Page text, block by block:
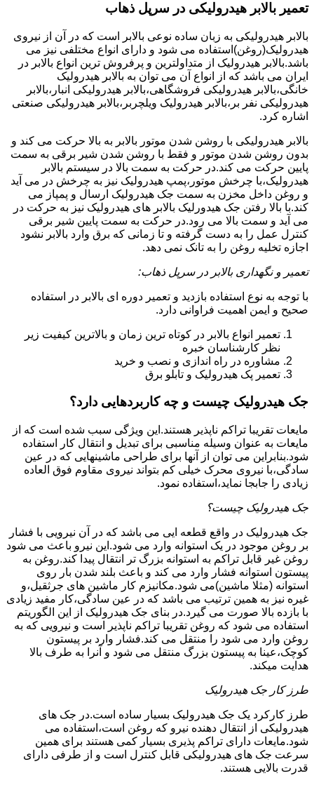
تعمیر بالابر هیدرولیکی در سرپل ذهاب
بالابر هیدرولیکی به زبان ساده نوعی بالابر است که در آن از نیروی
هیدرولیک(روغن)استفاده می شود و دارای انواع مختلفی نیز می
باشد.بالابر هیدرولیک از متداولترین و پرفروش ترین انواع بالابر در
ایران می باشد که از انواع آن می توان به بالابر هیدرولیک
خانگی،بالابر هیدرولیکی فروشگاهی،بالابر هیدرولیکی انبار،بالابر
هیدرولیکی نفر بر،بالابر هیدرولیک ویلچربر،بالابر هیدرولیکی صنعتی
اشاره کرد.
بالابر هیدرولیکی با روشن شدن موتور بالابر به بالا حرکت می کند و
بدون روشن شدن موتور و فقط با روشن شدن شیر برقی به سمت
پایین حرکت می کند.در حرکت به سمت بالا در سیستم بالابر
هیدرولیک،با چرخش موتور،پمپ هیدرولیک نیز به چرخش در می آید
و روغن داخل مخزن به سمت جک هیدرولیک ارسال و پمپاز می
کند.با بالا رفتن جک هیدورلیک بالابر های هیدرولیک نیز به حرکت در
می آید و سمت بالا می رود.در حرکت به سمت پایین شیر برقی
کنترل عمل را به دست گرفته و تا زمانی که برق وارد بالابر نشود
اجازه تخلیه روغن را به تانک نمی دهد.
تعمیر و نگهداری بالابر در سرپل ذهاب:
با توجه به نوع استفاده بازدید و تعمیر دوره ای بالابر در استفاده
صحیح و ایمن اهمیت فراوانی دارد.
تعمیر انواع بالابر در کوتاه ترین زمان و بالاترین کیفیت زیر
نظر کارشناسان خبره
مشاوره در راه اندازی و نصب و خرید
تعمیر پک هیدرولیک و تابلو برق
جک هیدرولیک چیست و چه کاربردهایی دارد؟
مایعات تقریبا تراکم ناپذیر هستند.این ویژگی سبب شده است که از
مایعات به عنوان وسیله مناسبی برای تبدیل و انتقال کار استفاده
شود.بنابراین می توان از آنها برای طراحی ماشینهایی که در عین
سادگی،با نیروی محرک خیلی کم بتواند نیروی مقاوم فوق العاده
زیادی را جابجا نماید،استفاده نمود.
جک هیدرولیک چیست؟
جک هیدرولیک در واقع قطعه ایی می باشد که در آن نیرویی با فشار
بر روغن موجود در یک استوانه وارد می شود.این نیرو باعث می شود
روغن غیر قابل تراکم به استوانه بزرگ تر انتقال پیدا کند.روغن به
پیستون استوانه فشار وارد می کند و باعث بلند شدن بار روی
استوانه (مثلا ماشین)می شود.مکانیزم کار ماشین های جرثقیل،و
غیره نیز به همین ترتیب می باشد که در عین سادگی،کار مفید زیادی
با بازده بالا صورت می گیرد.در بنای جک هیدرولیک از این الگوریتم
استفاده می شود که روغن تقریبا تراکم ناپذیر است و نیرویی که به
روغن وارد می شود را منتقل می کند.فشار وارد بر پیستون
کوچک،عینا به پیستون بزرگ منتقل می شود و آنرا به طرف بالا
هدایت میکند.
طرز کار جک هیدرولیک
طرز کارکرد یک جک هیدرولیک بسیار ساده است.در جک های
هیدرولیکی از انتقال دهنده نیرو که روغن است،استفاده می
شود.مایعات دارای تراکم پذیری بسیار کمی هستند برای همین
سرعت جک های هیدرولیکی قابل کنترل است و از طرفی دارای
قدرت بالایی هستند.